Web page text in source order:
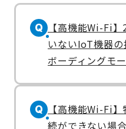
Q
【高機能Wi-Fi
いないIoT機器
ボーディングモー
Q
【高機能Wi-Fi
続ができない場